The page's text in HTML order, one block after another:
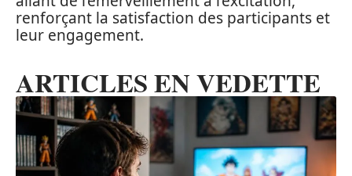
renforçant la satisfaction des participants et
leur engagement.
ARTICLES EN VEDETTE